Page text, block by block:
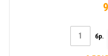
бр.